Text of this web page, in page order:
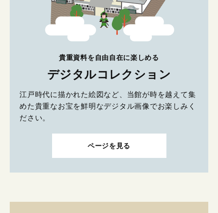
貴重資料を自由自在に楽しめる
デジタルコレクション
江戸時代に描かれた絵図など、当館が時を越えて集
めた貴重なお宝を鮮明なデジタル画像でお楽しみく
ださい。
ページを見る